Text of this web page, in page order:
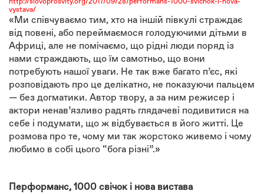
http://slovoprosvity.org/2017/09/28/performans-1000-svichok-i-nova-
vystava/
«Ми співчуваємо тим, хто на іншій півкулі страждає
від повені, або переймаємося голодуючими дітьми в
Африці, але не помічаємо, що рідні люди поряд із
нами страждають, що їм самотньо, що вони
потребують нашої уваги. Не так вже багато п’єс, які
розповідають про це делікатно, не показуючи пальцем
— без догматики. Автор твору, а за ним режисер і
актори ненав’язливо радять глядачеві подивитися на
себе і подумати, що ж відбувається в його житті. Це
розмова про те, чому ми так жорстоко живемо і чому
любимо в собі цього “бога різні”.»
Перформанс, 1000 свічок і нова вистава